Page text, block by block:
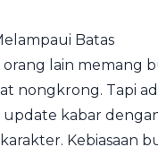
Batas
orang lain memang
nongkrong. Tapi
update kabar
Kebiasaan